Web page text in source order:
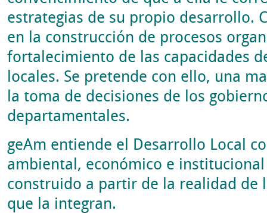
estrategias de su propio desarrollo.
en la construcción de procesos
fortalecimiento de las capacidades
locales. Se pretende con ello, una
la toma de decisiones de los
departamentales.
geAm entiende el Desarrollo Local
ambiental, económico e
construido a partir de la realidad de
que la integran.